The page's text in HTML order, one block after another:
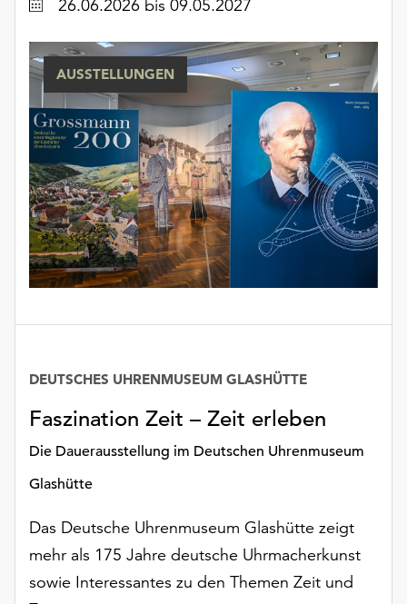
über
Schaltfläche
„Auswählen“.
Weitere
Informationen
finden
Sie
unserer
Datenschutzerklärung
oder
dem
26.06.2026 bis 09.05.2027
AUSSTELLUNGEN
Faszination Zeit – Zeit erleben
Die Dauerausstellung im Deutschen Uhrenmuseum
Glashütte
DEUTSCHES UHRENMUSEUM GLASHÜTTE
Das Deutsche Uhrenmuseum Glashütte zeigt
mehr als 175 Jahre deutsche Uhrmacherkunst
sowie Interessantes zu den Themen Zeit und
Datum